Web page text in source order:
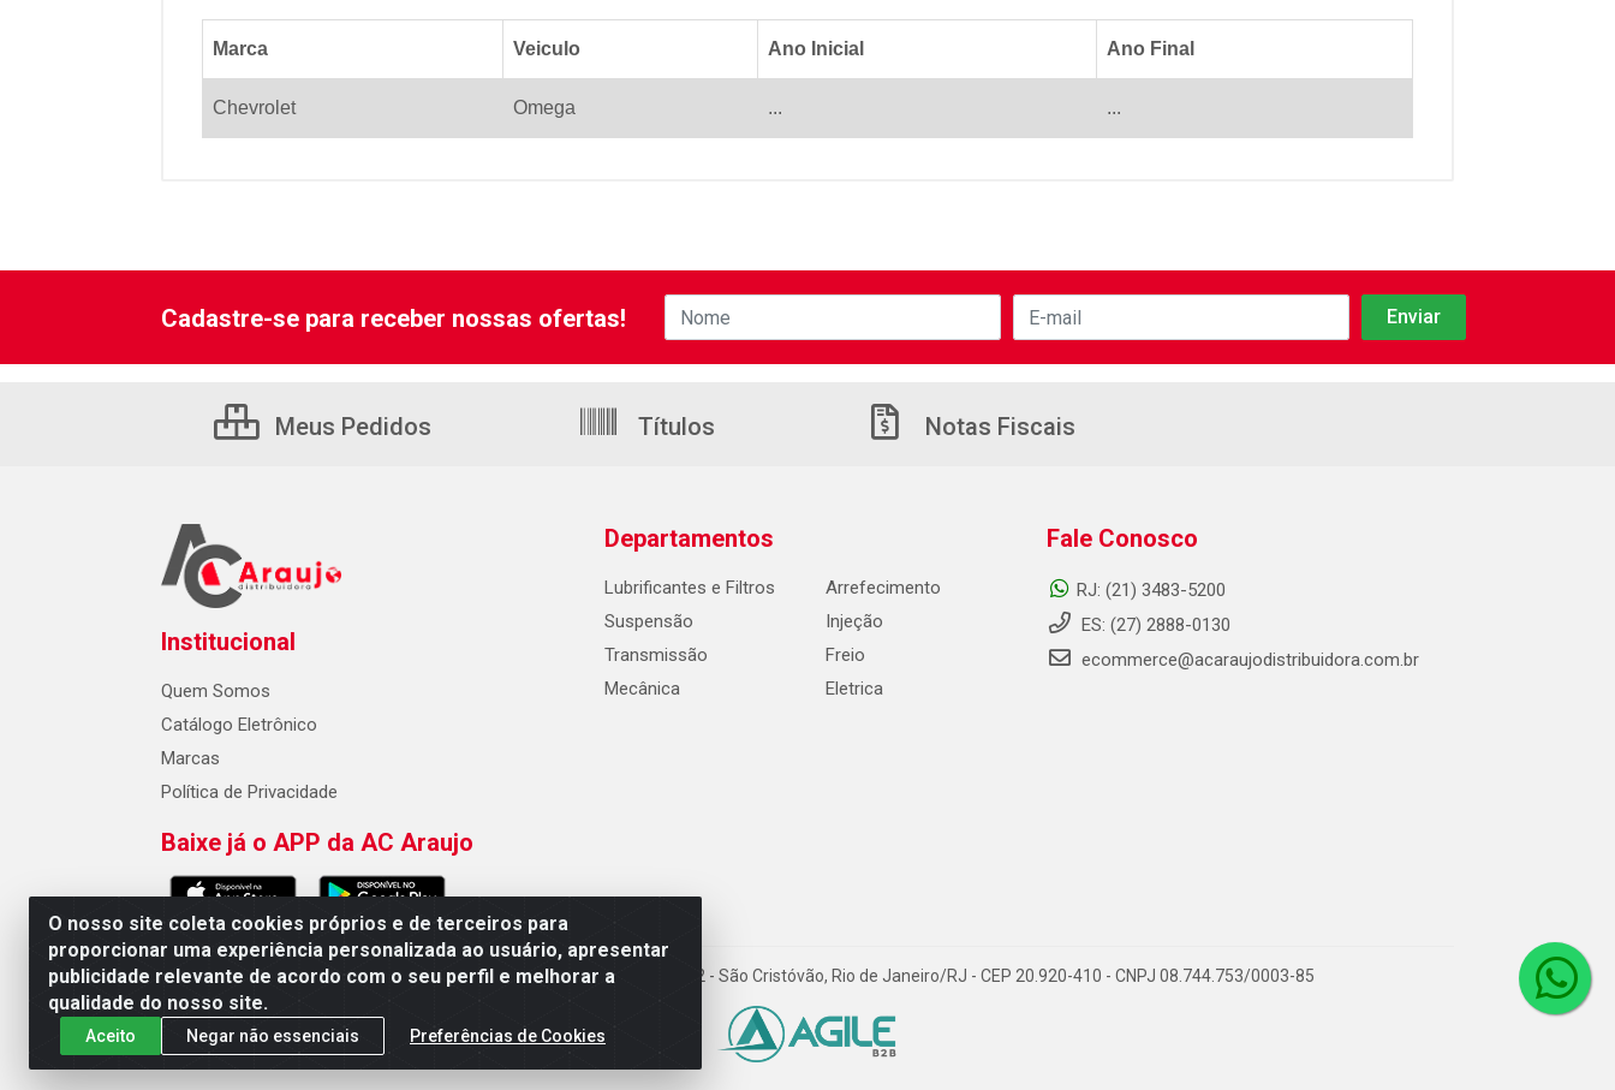
Marca Veiculo Ano Inicial Ano Final
Chevrolet Omega ... ...
O nosso site coleta cookies próprios e de terceiros para
proporcionar uma experiência personalizada ao usuário, apresentar
publicidade relevante de acordo com o seu perfil e melhorar a
qualidade do nosso site.
Aceito Negar não essenciais Preferências de Cookies
Cadastre-se para receber nossas ofertas!
Meus Pedidos Títulos Notas Fiscais
Institucional
Quem Somos
Catálogo Eletrônico
Marcas
Política de Privacidade
Baixe já o APP da AC Araujo
Departamentos
Lubrificantes e Filtros
Suspensão
Transmissão
Mecânica
Arrefecimento
Injeção
Freio
Eletrica
Fale Conosco
RJ: (21) 3483-5200
ES: (27) 2888-0130
ecommerce@acaraujodistribuidora.com.br
AC Araujo Distribuidora - Rua Carneiro de Campos, 42 - São Cristóvão, Rio de Janeiro/RJ - CEP 20.920-410 - CNPJ 08.744.753/0003-85